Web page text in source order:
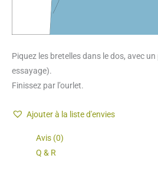
Piquez les bretelles dans le dos, avec
essayage).
Finissez par l’ourlet.
Ajouter à la liste d'envies
Avis (0)
Q & R